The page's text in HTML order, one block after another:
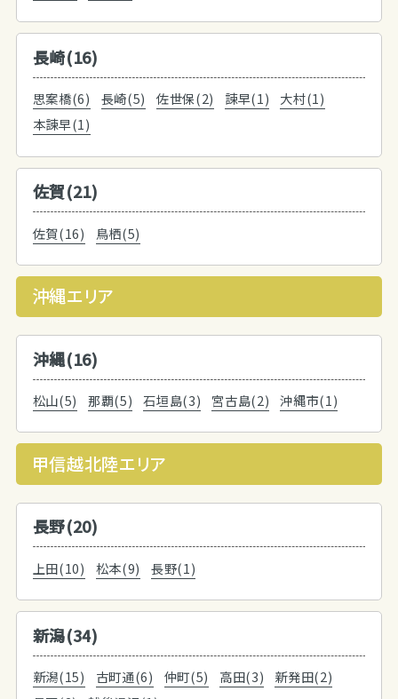
長崎(16)
思案橋(6) 長崎(5) 佐世保(2) 諫早(1)
大村(1)
本諫早(1)
佐賀(21)
佐賀(16) 鳥栖(5)
沖縄エリア
沖縄(16)
松山(5) 那覇(5) 石垣島(3) 宮古島(2) 沖縄市(1)
甲信越北陸エリア
長野(20)
上田(10) 松本(9) 長野(1)
新潟(34)
新潟(15) 古町通(6) 仲町(5) 高田(3)
新発田(2)